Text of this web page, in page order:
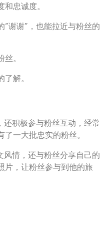
忠诚度。
谢谢”，也能拉近与粉丝的
。
解。
积极参与粉丝互动，经常
一大批忠实的粉丝。
风情，还与粉丝分享自己的
片，让粉丝参与到他的旅